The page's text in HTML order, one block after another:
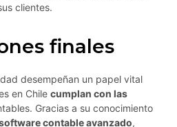
clientes.
finales
desempeñan un papel vital
en Chile cumplan con las
Gracias a su conocimiento
contable avanzado,